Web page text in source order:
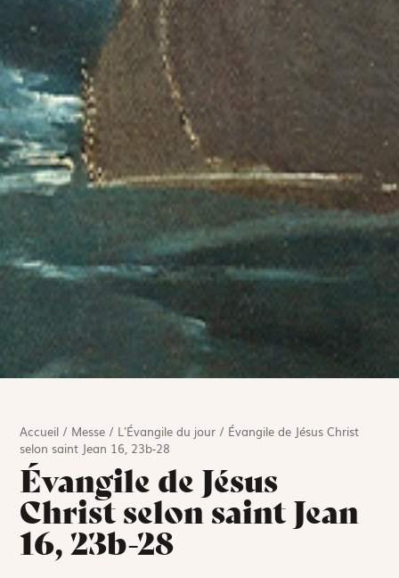
Accueil / Messe / L'Évangile du jour / Évangile de Jésus Christ
selon saint Jean 16, 23b-28
Évangile de Jésus
Christ selon saint Jean
16, 23b-28